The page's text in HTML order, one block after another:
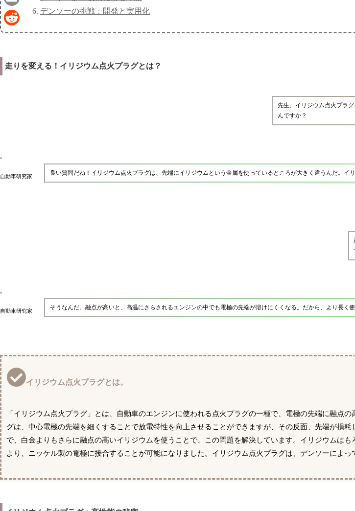
デンソーの挑戦：開発と実用化
走りを変える！イリジウム点火プラグとは？
先生、イリジウム点火プラ
んですか？
自動車研究家 良い質問だね！イリジウム点火プラグは、先端にイリジウムという金属を使っているところが大きく違うんだ。イ
自動車研究家 そうなんだ。融点が高いと、高温にさらされるエンジンの中でも電極の先端が溶けにくくなる。だから、より長く
イリジウム点火プラグとは。
「イリジウム点火プラグ」とは、自動車のエンジンに使われる点火プラグの一種で、電極の先端に融点
グは、中心電極の先端を細くすることで放電特性を向上させることができますが、その反面、先端が損耗
で、白金よりもさらに融点の高いイリジウムを使うことで、この問題を解決しています。イリジウムは
より、ニッケル製の電極に接合することが可能になりました。イリジウム点火プラグは、デンソーによっ
Email
Reddit